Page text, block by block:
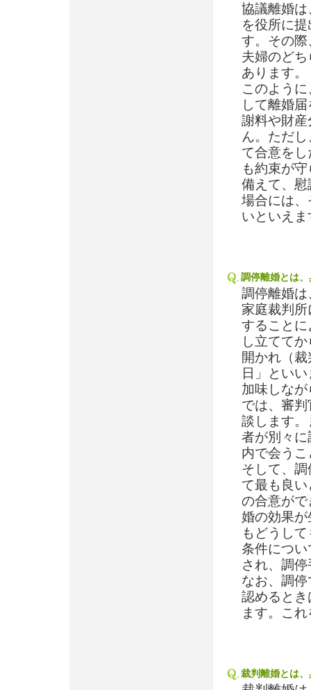
協議離婚
を役所に
す。その
夫婦のど
あります。
このよう
して離婚
謝料や財
ん。ただ
て合意を
も約束が
備えて、
場合には
いといえま
調停離婚とは
調停離婚
家庭裁判
すること
し立てて
開かれ（
日」とい
加味しな
では、審
談します
者が別々
内で会う
そして、
て最も良
の合意が
婚の効果
もどうし
条件につ
され、調
なお、調
認めると
ます。こ
裁判離婚とは